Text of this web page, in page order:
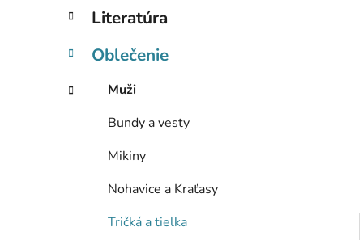
č
ý
a
e
ó
i
Literatúra
Oblečenie
Muži
Bundy a vesty
Mikiny
Nohavice a Kraťasy
Tričká a tielka